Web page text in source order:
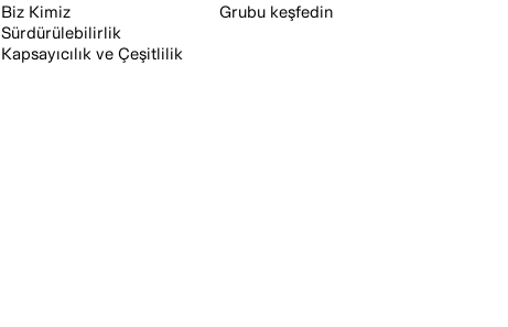
Biz Kimiz
Sürdürülebilirlik
Kapsayıcılık ve Çeşitlilik
Grubu keşfedin